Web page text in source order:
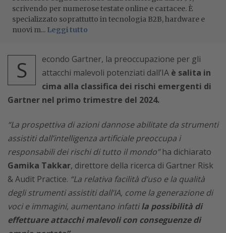
scrivendo per numerose testate online e cartacee. È
specializzato soprattutto in tecnologia B2B, hardware e
nuovi m... Leggi tutto
S
econdo Gartner, la preoccupazione per gli
attacchi malevoli potenziati dall’IA è salita in
cima alla classifica dei rischi emergenti di
Gartner nel primo trimestre del 2024.
“La prospettiva di azioni dannose abilitate da strumenti
assistiti dall’intelligenza artificiale preoccupa i
responsabili dei rischi di tutto il mondo”ha dichiarato
Gamika Takkar, direttore della ricerca di Gartner Risk
& Audit Practice. “La relativa facilità d’uso e la qualità
degli strumenti assistiti dall’IA, come la generazione di
voci e immagini, aumentano infattila possibilità di
effettuare attacchi malevoli con conseguenze di